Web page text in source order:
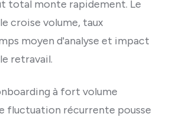
total monte rapidement. Le
croise volume, taux
moyen d'analyse et impact
retravail.
à fort volume
fluctuation récurrente pousse